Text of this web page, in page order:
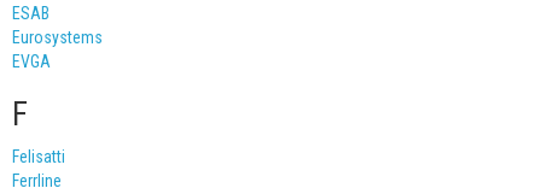
ESAB
Eurosystems
EVGA
F
Felisatti
Ferrline